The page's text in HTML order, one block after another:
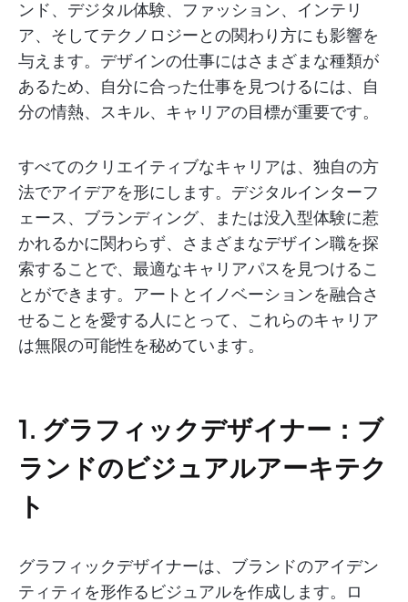
ンド、デジタル体験、ファッション、インテリ
ア、そしてテクノロジーとの関わり方にも影響を
与えます。デザインの仕事にはさまざまな種類が
あるため、自分に合った仕事を見つけるには、自
分の情熱、スキル、キャリアの目標が重要です。
すべてのクリエイティブなキャリアは、独自の方
法でアイデアを形にします。デジタルインターフ
ェース、ブランディング、または没入型体験に惹
かれるかに関わらず、さまざまなデザイン職を探
索することで、最適なキャリアパスを見つけるこ
とができます。アートとイノベーションを融合さ
せることを愛する人にとって、これらのキャリア
は無限の可能性を秘めています。
1. グラフィックデザイナー：ブ
ランドのビジュアルアーキテク
ト
グラフィックデザイナーは、ブランドのアイデン
ティティを形作るビジュアルを作成します。ロ